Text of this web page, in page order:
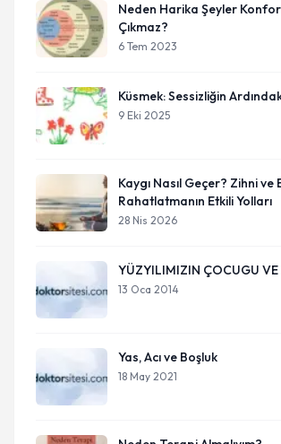
Neden Harika Şeyler
Çıkmaz?
6 Tem 2023
Küsmek: Sessizliğin
9 Eki 2025
Kaygı Nasıl Geçer? Zihni ve
Rahatlatmanın Etkili Yolları
28 Nis 2026
YÜZYILIMIZIN ÇOCUGU VE
13 Oca 2014
Yas, Acı ve Boşluk
18 May 2021